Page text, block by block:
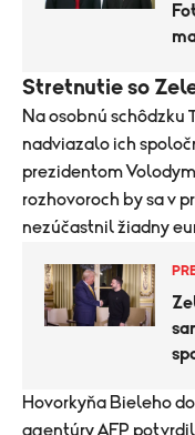
Stretnutie so
Na osobnú schôdzku
nadviazalo ich
prezidentom
rozhovoroch by sa v
nezúčastnil žiadny
Hovorkyňa Bieleho
agentúry AFP